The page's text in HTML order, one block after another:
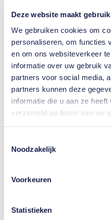
Deze website maakt
We gebruiken cookies om
personaliseren, om functies
en om ons websiteverkeer
informatie over uw gebruik
partners voor social media,
partners kunnen deze
informatie die u aan ze
verzameld op basis van uw
Noodzakelijk
Voorkeuren
Statistieken
4
3
Zilver
Gerelateerde
artikelen